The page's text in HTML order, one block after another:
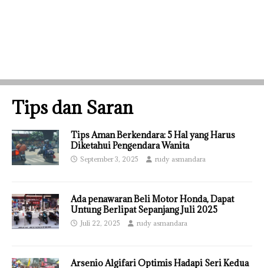
Tips dan Saran
Tips Aman Berkendara: 5 Hal yang Harus
Diketahui Pengendara Wanita
September 3, 2025 rudy asmandara
Ada penawaran Beli Motor Honda, Dapat
Untung Berlipat Sepanjang Juli 2025
Juli 22, 2025 rudy asmandara
Arsenio Algifari Optimis Hadapi Seri Kedua